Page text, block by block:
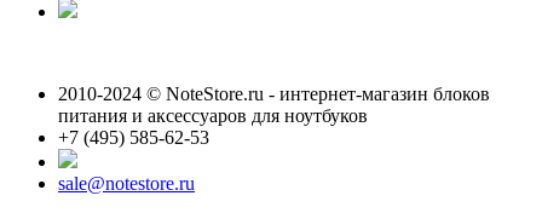
2010-2024 © NoteStore.ru - интернет-магазин блоков
питания и аксессуаров для ноутбуков
+7 (495) 585-62-53
sale@notestore.ru